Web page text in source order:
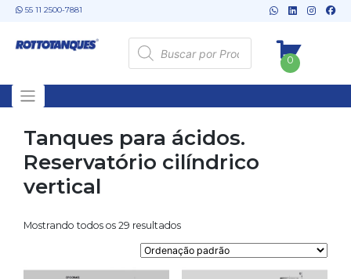
Skip 55 11 2500-7881
Pesquisar
produtos
0
Tanques para ácidos.
Reservatório cilíndrico
vertical
Mostrando todos os 29 resultados